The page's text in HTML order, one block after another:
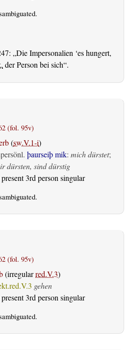
Die Impersonalien ‘es hungert,
der Person bei sich .
(fol. 95v)
(sw.V.1-i)
þaurseiþ mik: mich dürstet;
dürsten, sind dürstig
3rd person singular
(fol. 95v)
(irregularred.V.3)
gehen
3rd person singular